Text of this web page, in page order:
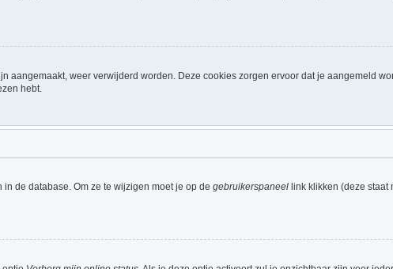
aangemaakt, weer verwijderd worden. Deze cookies zorgen ervoor dat je aangemeld
hebt.
de database. Om ze te wijzigen moet je op de gebruikerspaneel link klikken (deze